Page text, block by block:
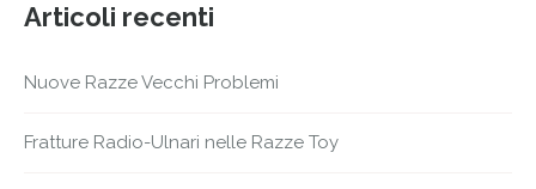
Articoli recenti
Nuove Razze Vecchi Problemi
Fratture Radio-Ulnari nelle Razze Toy